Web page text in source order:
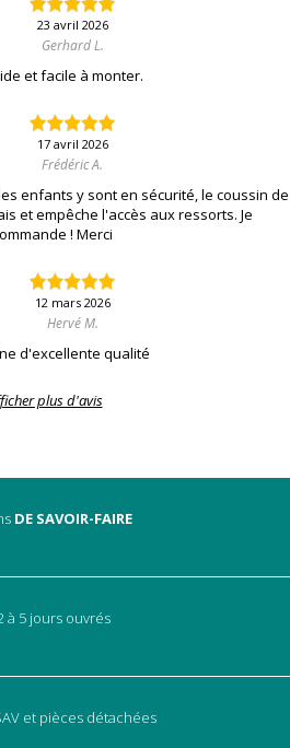
23 avril 2026
Gerhard L.
et facile à monter.
17 avril 2026
Frédéric A.
enfants y sont en sécurité, le coussin de
et empêche l'accès aux ressorts. Je
! Merci
12 mars 2026
Hervé M.
d'excellente qualité
plus d'avis
DE SAVOIR-FAIRE
à 5 jours ouvrés
et pièces détachées